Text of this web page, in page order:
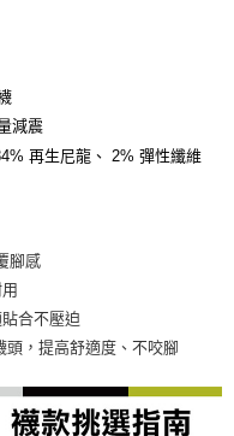
減震
再生尼龍、 2% 彈性纖維
腳感
合不壓迫
，提高舒適度、不咬腳